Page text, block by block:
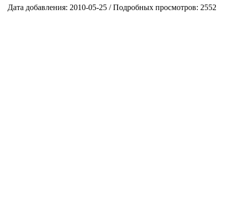
Дата добавления: 2010-05-25 / Подробных просмотров: 2552